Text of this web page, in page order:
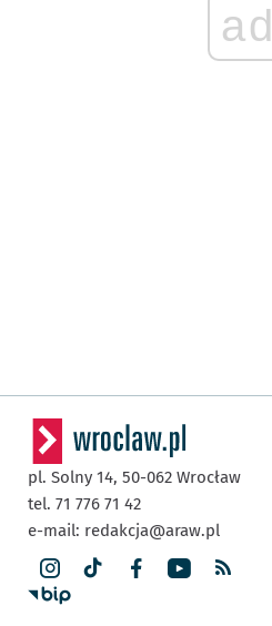
ad
pl. Solny 14, 50-062 Wrocław
tel. 71 776 71 42
e-mail: redakcja@araw.pl